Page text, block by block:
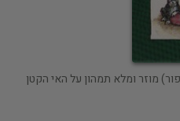
מוזר ומלא תמהון על האי הקטן